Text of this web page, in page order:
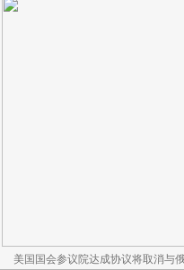
美国国会参议院达成协议将取消与